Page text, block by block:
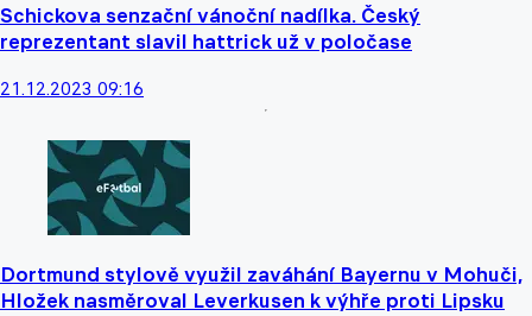
Schickova senzační vánoční nadílka. Český
reprezentant slavil hattrick už v poločase
21.12.2023 09:16
Dortmund stylově využil zaváhání Bayernu v Mohuči,
Hložek nasměroval Leverkusen k výhře proti Lipsku